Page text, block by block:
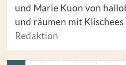
und Marie Kuon von
und räumen mit Klischees
Redaktion